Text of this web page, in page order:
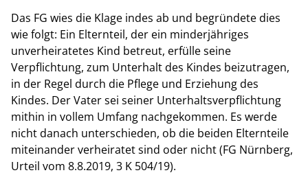
Das FG wies die Klage indes ab und begründete dies
wie folgt: Ein Elternteil, der ein minderjähriges
unverheiratetes Kind betreut, erfülle seine
Verpflichtung, zum Unterhalt des Kindes beizutragen,
in der Regel durch die Pflege und Erziehung des
Kindes. Der Vater sei seiner Unterhaltsverpflichtung
mithin in vollem Umfang nachgekommen. Es werde
nicht danach unterschieden, ob die beiden Elternteile
miteinander verheiratet sind oder nicht (FG Nürnberg,
Urteil vom 8.8.2019, 3 K 504/19).